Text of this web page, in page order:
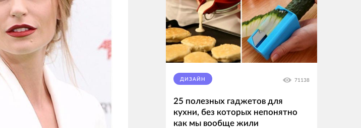
ДИЗАЙН 71138
25 полезных гаджетов для
кухни, без которых непонятно
как мы вообще жили